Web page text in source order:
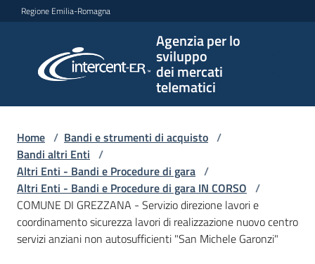
Vai al contenuto
Vai alla navigazione
Vai al footer
Regione Emilia-Romagna
Agenzia per lo
sviluppo
dei mercati
telematici
per lo
sviluppo
telematici
L'Agenzia
Home / Bandi e strumenti di acquisto /
Bandi altri Enti /
Altri Enti - Bandi e Procedure di gara /
Altri Enti - Bandi e Procedure di gara IN CORSO /
COMUNE DI GREZZANA - Servizio direzione lavori e
coordinamento sicurezza lavori di realizzazione nuovo centro
servizi anziani non autosufficienti "San Michele Garonzi"